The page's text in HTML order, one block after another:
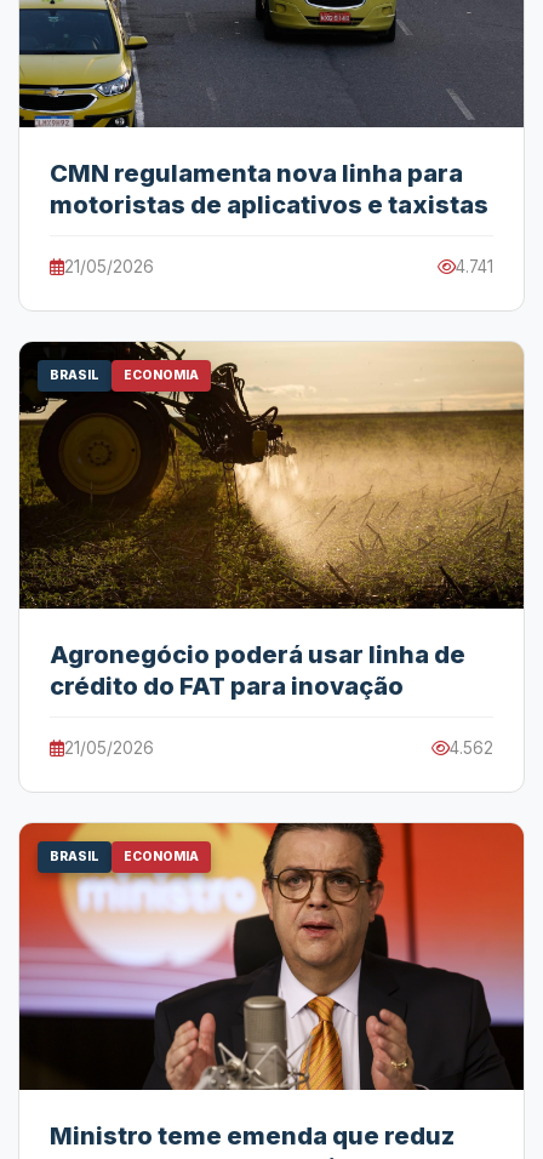
CMN regulamenta nova linha para
motoristas de aplicativos e taxistas
21/05/2026 4.741
BRASIL ECONOMIA
Agronegócio poderá usar linha de
crédito do FAT para inovação
21/05/2026 4.562
BRASIL ECONOMIA
Ministro teme emenda que reduz